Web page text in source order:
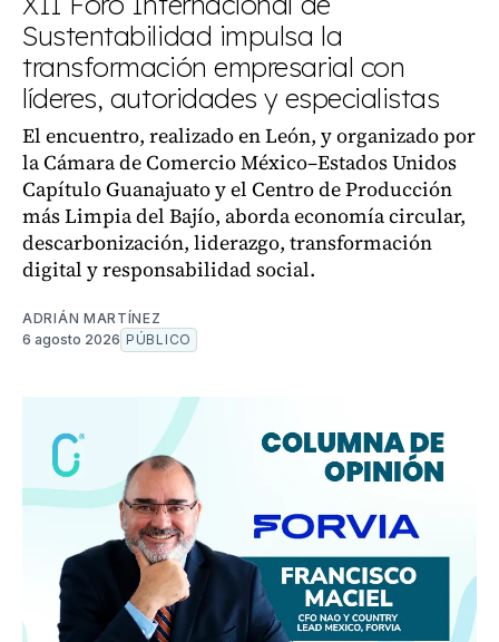
Sustentabilidad impulsa la
transformación empresarial con
líderes, autoridades y especialistas
El encuentro, realizado en León, y organizado por
la Cámara de Comercio México–Estados Unidos
Capítulo Guanajuato y el Centro de Producción
más Limpia del Bajío, aborda economía circular,
descarbonización, liderazgo, transformación
digital y responsabilidad social.
ADRIÁN MARTÍNEZ
6 agosto 2026 PÚBLICO